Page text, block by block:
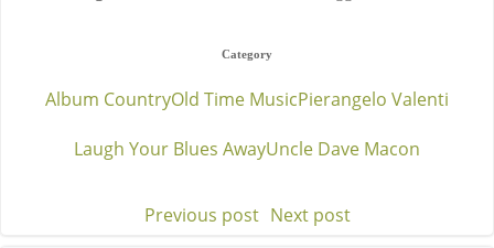
Category
Album CountryOld Time MusicPierangelo Valenti
Laugh Your Blues AwayUncle Dave Macon
Post
Previous post Post
Next post